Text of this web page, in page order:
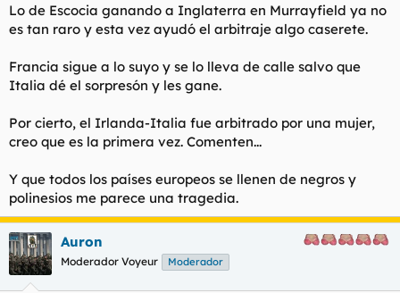
Lo de Escocia ganando a Inglaterra en Murrayfield ya no
es tan raro y esta vez ayudó el arbitraje algo caserete.
Francia sigue a lo suyo y se lo lleva de calle salvo que
Italia dé el sorpresón y les gane.
Por cierto, el Irlanda-Italia fue arbitrado por una mujer,
creo que es la primera vez. Comenten...
Y que todos los países europeos se llenen de negros y
polinesios me parece una tragedia.
Auron
Moderador Voyeur Moderador